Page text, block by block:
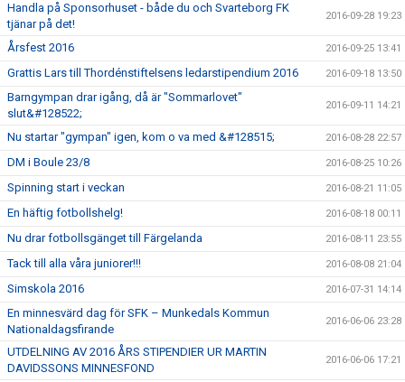
Handla på Sponsorhuset - både du och Svarteborg FK
tjänar på det!
2016-09-28 19:23
Årsfest 2016 2016-09-25 13:41
Grattis Lars till Thordénstiftelsens ledarstipendium 2016 2016-09-18 13:50
Barngympan drar igång, då är "Sommarlovet"
slut&#128522;
2016-09-11 14:21
Nu startar "gympan" igen, kom o va med &#128515; 2016-08-28 22:57
DM i Boule 23/8 2016-08-25 10:26
Spinning start i veckan 2016-08-21 11:05
En häftig fotbollshelg! 2016-08-18 00:11
Nu drar fotbollsgänget till Färgelanda 2016-08-11 23:55
Tack till alla våra juniorer!!! 2016-08-08 21:04
Simskola 2016 2016-07-31 14:14
En minnesvärd dag för SFK – Munkedals Kommun
Nationaldagsfirande
2016-06-06 23:28
UTDELNING AV 2016 ÅRS STIPENDIER UR MARTIN
DAVIDSSONS MINNESFOND
2016-06-06 17:21